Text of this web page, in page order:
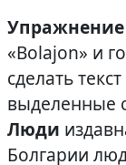
Упражнение
«Bolajon» и
сделать
выделенные
Люди
Болгарии